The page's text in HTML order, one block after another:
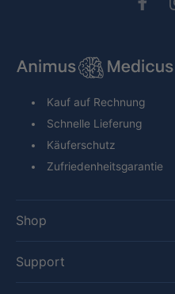
Kauf auf Rechnung
Schnelle Lieferung
Käuferschutz
Zufriedenheitsgarantie
Shop
Support